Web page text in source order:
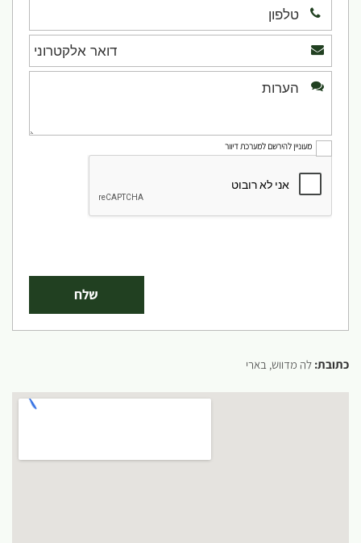
מעוניין להירשם למערכת דיוור
כתובת: לה מדווש, בארי